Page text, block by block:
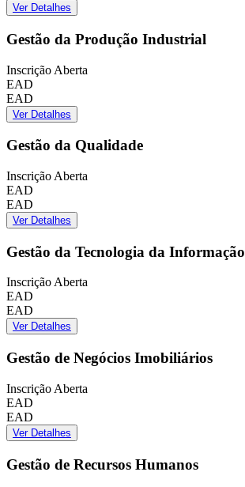
Ver Detalhes
Gestão da Produção Industrial
Inscrição Aberta
EAD
EAD
Ver Detalhes
Gestão da Qualidade
Inscrição Aberta
EAD
EAD
Ver Detalhes
Gestão da Tecnologia da Informação
Inscrição Aberta
EAD
EAD
Ver Detalhes
Gestão de Negócios Imobiliários
Inscrição Aberta
EAD
EAD
Ver Detalhes
Gestão de Recursos Humanos